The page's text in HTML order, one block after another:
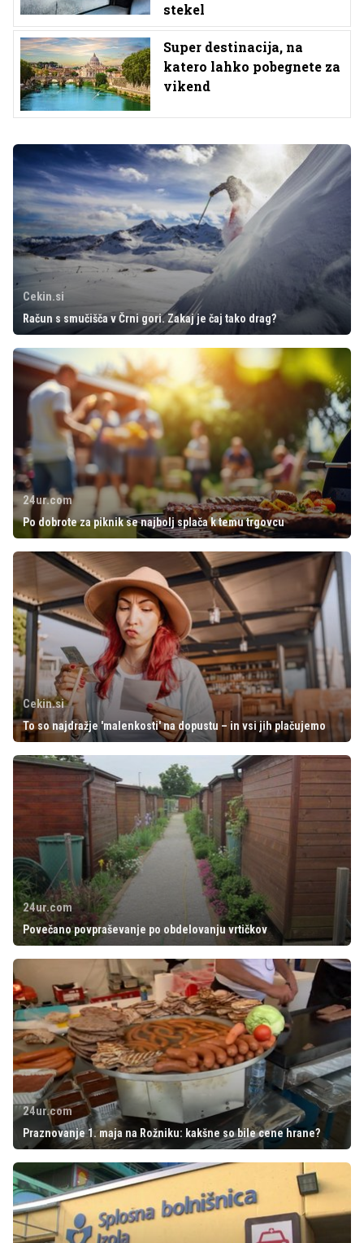
stekel
Super destinacija, na
katero lahko pobegnete za
vikend
Cekin.si
Račun s smučišča v Črni gori. Zakaj je čaj tako drag?
24ur.com
Po dobrote za piknik se najbolj splača k temu trgovcu
Cekin.si
To so najdražje 'malenkosti' na dopustu – in vsi jih plačujemo
24ur.com
Povečano povpraševanje po obdelovanju vrtičkov
24ur.com
Praznovanje 1. maja na Rožniku: kakšne so bile cene hrane?